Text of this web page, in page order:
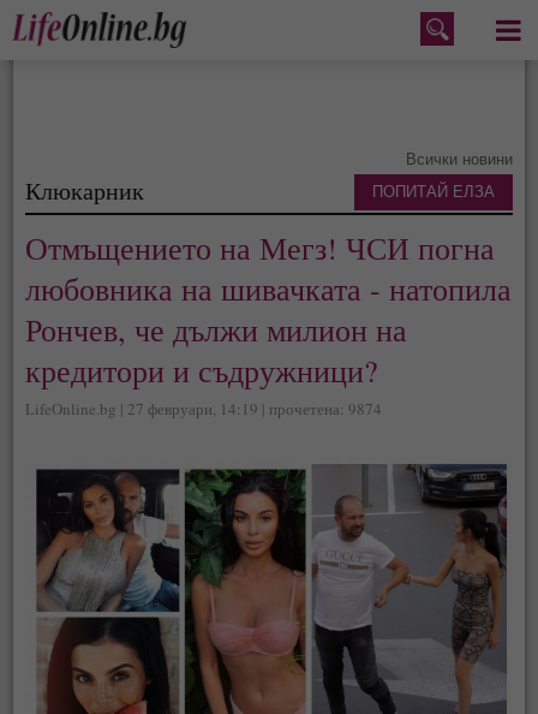
Меню
Всички новини
Клюкарник
Отмъщението на Мегз! ЧСИ погна
любовника на шивачката - натопила
Рончев, че дължи милион на
кредитори и съдружници?
LifeOnline.bg | 27 февруари, 14:19 | прочетена: 9874
ПОПИТАЙ ЕЛЗА